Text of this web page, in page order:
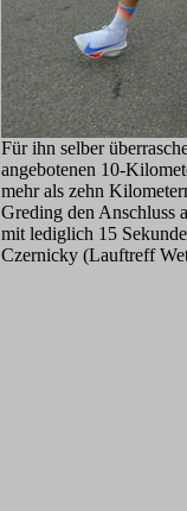
Für ihn selber
angebotenen 10-
mehr als zehn
Greding den Anschluss
mit lediglich 15
Czernicky (Lauftreff